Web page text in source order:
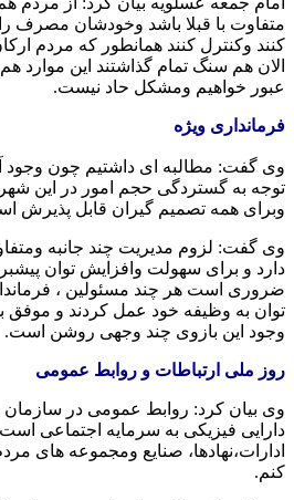
متفاوت با قبلا باشد وخودشان مصرف را
کنند وکنترل کنند همانطور که مردم
الان هم سنگ تمام گذاشتند این موارد
عبور خواهیم ومشکل حاد نیست.
فرمانداری ویژه
وی گفت: مطالبه ای داشتیم چون وجود
توجه به گستردگی حجم امور در این
وبرای همه تصمیم گیران قابل پذیرش
وی گفت: لزوم مدیریت چند جانبه
دارد و برای سهولت وافزایش توان
ضروری است هر چند مسئولین ،
توان به وظیفه خود عمل کردند و
وجود این بازوی چند وجهی روشن است.
روز ملی ارتباطات و روابط عمومی
وی بیان کرد: روابط عمومی در سازمان
دارایی فیزیکی به سرمایه اجتماعی
ادارات،نهادها، صنایع ومجموعه های
کنم.